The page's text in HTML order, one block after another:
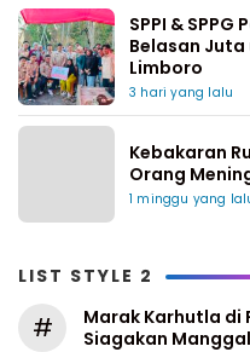
SPPI &
Belasan
Limboro
3 hari yang lalu
Kebakaran
Orang
1 minggu yang
LIST STYLE 2
#
Marak Karhutla di
Siagakan